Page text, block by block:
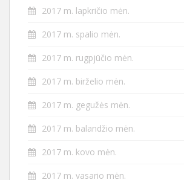
2017 m. lapkričio mėn.
2017 m. spalio mėn.
2017 m. rugpjūčio mėn.
2017 m. birželio mėn.
2017 m. gegužės mėn.
2017 m. balandžio mėn.
2017 m. kovo mėn.
2017 m. vasario mėn.